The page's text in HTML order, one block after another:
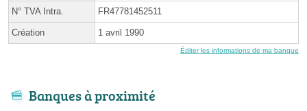
N° TVA Intra. FR47781452511
Création 1 avril 1990
Éditer les informations de ma banque
Banques à proximité